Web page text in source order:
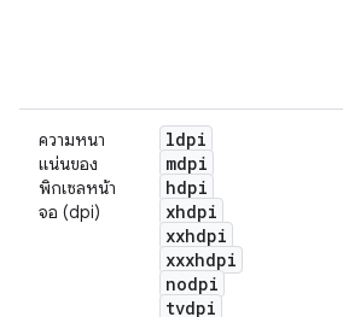
ความหนา
แน่นของ
พิกเซลหน้า
จอ (dpi)
ldpi
mdpi
hdpi
xhdpi
xxhdpi
xxxhdpi
nodpi
tvdpi